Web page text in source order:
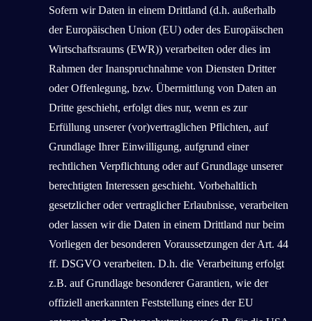
Sofern wir Daten in einem Drittland (d.h. außerhalb
der Europäischen Union (EU) oder des Europäischen
Wirtschaftsraums (EWR)) verarbeiten oder dies im
Rahmen der Inanspruchnahme von Diensten Dritter
oder Offenlegung, bzw. Übermittlung von Daten an
Dritte geschieht, erfolgt dies nur, wenn es zur
Erfüllung unserer (vor)vertraglichen Pflichten, auf
Grundlage Ihrer Einwilligung, aufgrund einer
rechtlichen Verpflichtung oder auf Grundlage unserer
berechtigten Interessen geschieht. Vorbehaltlich
gesetzlicher oder vertraglicher Erlaubnisse, verarbeiten
oder lassen wir die Daten in einem Drittland nur beim
Vorliegen der besonderen Voraussetzungen der Art. 44
ff. DSGVO verarbeiten. D.h. die Verarbeitung erfolgt
z.B. auf Grundlage besonderer Garantien, wie der
offiziell anerkannten Feststellung eines der EU